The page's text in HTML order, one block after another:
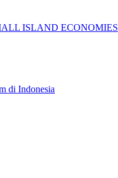
ISLAND ECONOMIES
di Indonesia